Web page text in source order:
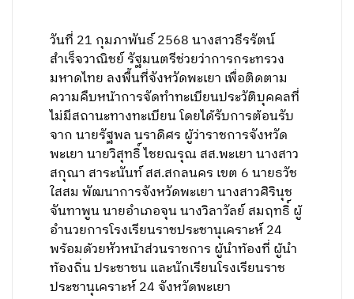
วันที่ 21 กุมภาพันธ์ 2568 นางสาวธีรรัตน์
สำเร็จวาณิชย์ รัฐมนตรีช่วยว่าการกระทรวง
มหาดไทย ลงพื้นที่จังหวัดพะเยา เพื่อติดตาม
ความคืบหน้าการจัดทำทะเบียนประวัติบุคคลที่
ไม่มีสถานะทางทะเบียน โดยได้รับการต้อนรับ
จาก นายรัฐพล นราดิศร ผู้ว่าราชการจังหวัด
พะเยา นายวิสุทธิ์ ไชยณรุณ สส.พะเยา นางสาว
สกุณา สาระนันท์ สส.สกลนคร เขต 6 นายธวัช
ใสสม พัฒนาการจังหวัดพะเยา นางสาวศิรินุช
จันทาพูน นายอำเภอจุน นางวิลาวัลย์ สมฤทธิ์ ผู้
อำนวยการโรงเรียนราชประชานุเคราะห์ 24
พร้อมด้วยหัวหน้าส่วนราชการ ผู้นำท้องที่ ผู้นำ
ท้องถิ่น ประชาชน และนักเรียนโรงเรียนราช
ประชานุเคราะห์ 24 จังหวัดพะเยา